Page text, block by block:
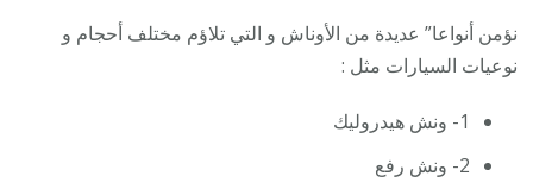
نؤمن أنواعا” عديدة من الأوناش و التي تلاؤم مختلف أحجام و
نوعيات السيارات مثل :
1- ونش هيدروليك
2- ونش رفع